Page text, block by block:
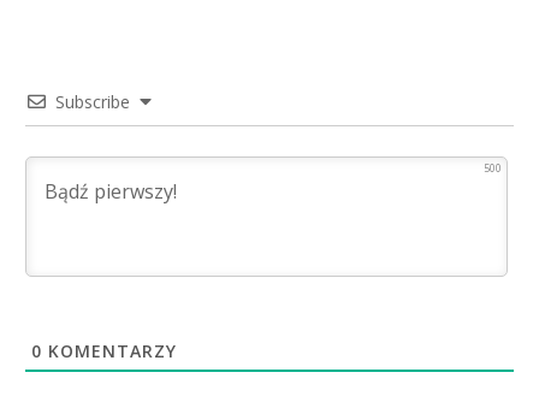
Subscribe
500
0 KOMENTARZY